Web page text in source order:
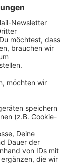
drei Masken
der